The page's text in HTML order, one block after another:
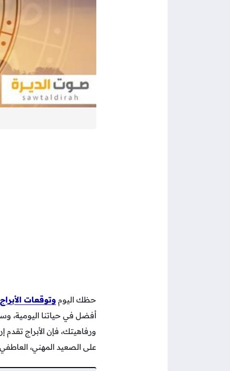
حظك اليوم وتوقعات الأبراج
أفضل في حياتنا اليومية،
ورفاهيتك، فإن الأبراج تقدم إرشادات قيمة
على الصعيد المهني،